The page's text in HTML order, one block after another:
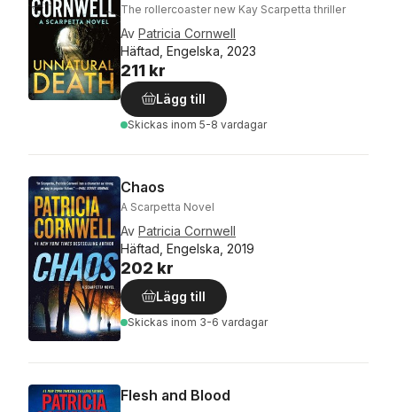
The rollercoaster new Kay Scarpetta thriller
Av Patricia Cornwell
Häftad, Engelska, 2023
211 kr
Lägg till
Skickas inom 5-8 vardagar
Chaos
A Scarpetta Novel
Av Patricia Cornwell
Häftad, Engelska, 2019
202 kr
Lägg till
Skickas inom 3-6 vardagar
Flesh and Blood